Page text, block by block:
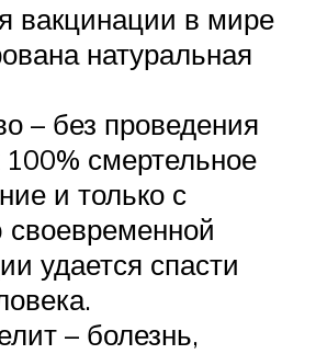
вакцинации в мире
натуральная
– без проведения
смертельное
и только с
удается спасти
– болезнь,